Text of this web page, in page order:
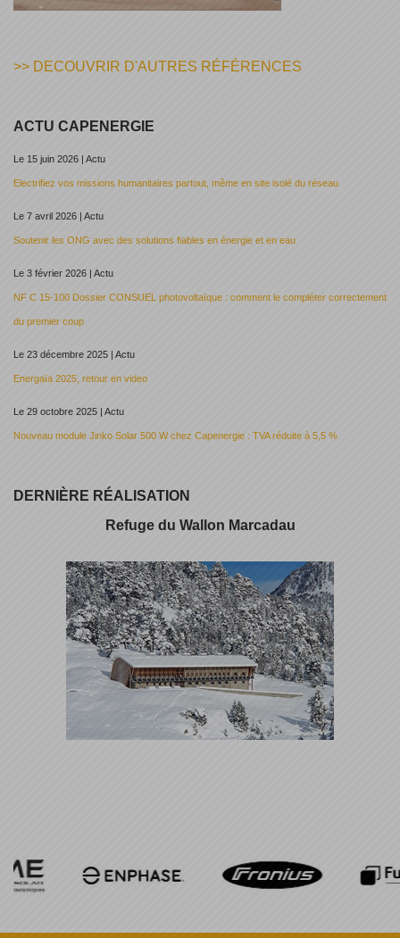
>> DECOUVRIR D'AUTRES RÉFÉRENCES
ACTU CAPENERGIE
Le 15 juin 2026 | Actu
Electrifiez vos missions humanitaires partout, même en site isolé du réseau
Le 7 avril 2026 | Actu
Soutenir les ONG avec des solutions fiables en énergie et en eau
Le 3 février 2026 | Actu
NF C 15-100 Dossier CONSUEL photovoltaïque : comment le compléter correctement
du premier coup
Le 23 décembre 2025 | Actu
Energaïa 2025, retour en video
Le 29 octobre 2025 | Actu
Nouveau module Jinko Solar 500 W chez Capenergie : TVA réduite à 5,5 %
DERNIÈRE RÉALISATION
Refuge du Wallon Marcadau